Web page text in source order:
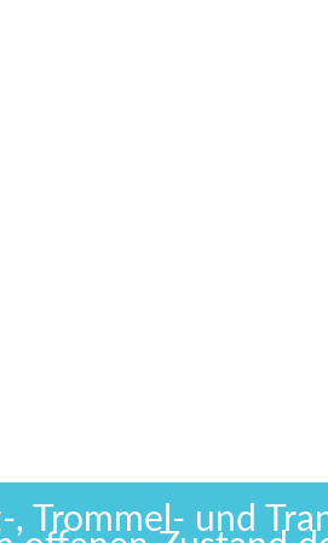
Trommel- und